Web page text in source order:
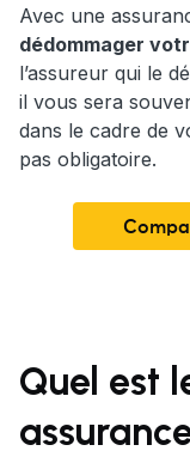
Avec une
dédommager
l’assureur qui le
il vous sera
dans le cadre de
pas obligatoire.
Quel est